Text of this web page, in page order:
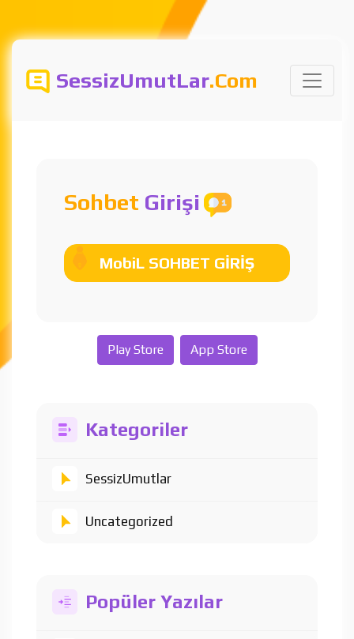
SessizUmutLar.Com
Sohbet Girişi
MobiL SOHBET GİRİŞ
Play Store App Store
Kategoriler
SessizUmutlar
Uncategorized
Popüler Yazılar